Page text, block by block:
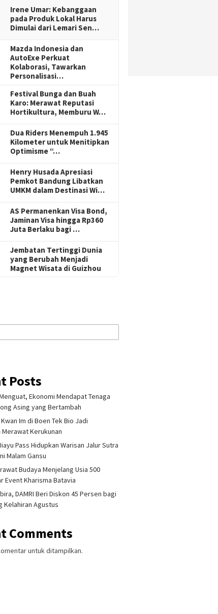
Irene Umar: Kebanggaan
pada Produk Lokal Harus
Dimulai dari Lemari Sen…
Mazda Indonesia dan
AutoExe Perkuat
Kolaborasi, Tawarkan
Personalisasi…
Festival Bunga dan Buah
Karo: Merawat Reputasi
Hortikultura, Memburu W…
Dua Riders Menempuh 1.945
Kilometer untuk Menitipkan
Optimisme “…
Henry Husada Apresiasi
Pemkot Bandung Libatkan
UMKM dalam Destinasi Wi…
AS Permanenkan Visa Bond,
Jaminan Visa hingga Rp360
Juta Berlaku bagi …
Jembatan Tertinggi Dunia
yang Berubah Menjadi
Magnet Wisata di Guizhou
Posts
Ekonomi Mendapat Tenaga
Asing yang Bertambah
Im di Boen Tek Bio Jadi
Kerukunan
Pass Hidupkan Warisan Jalur Sutra
Malam Gansu
Budaya Menjelang Usia 500
Event Kharisma Batavia
DAMRI Beri Diskon 45 Persen bagi
Kelahiran Agustus
Comments
untuk ditampilkan.